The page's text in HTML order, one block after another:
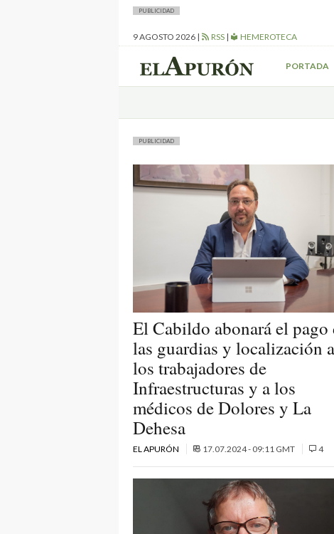
PUBLICIDAD
9 AGOSTO 2026 | RSS | HEMEROTECA
PORTADA
PUBLICIDAD
El Cabildo abonará el pago
las guardias y localización a
los trabajadores de
Infraestructuras y a los
médicos de Dolores y La
Dehesa
EL APURÓN 17.07.2024 - 09:11 GMT 4